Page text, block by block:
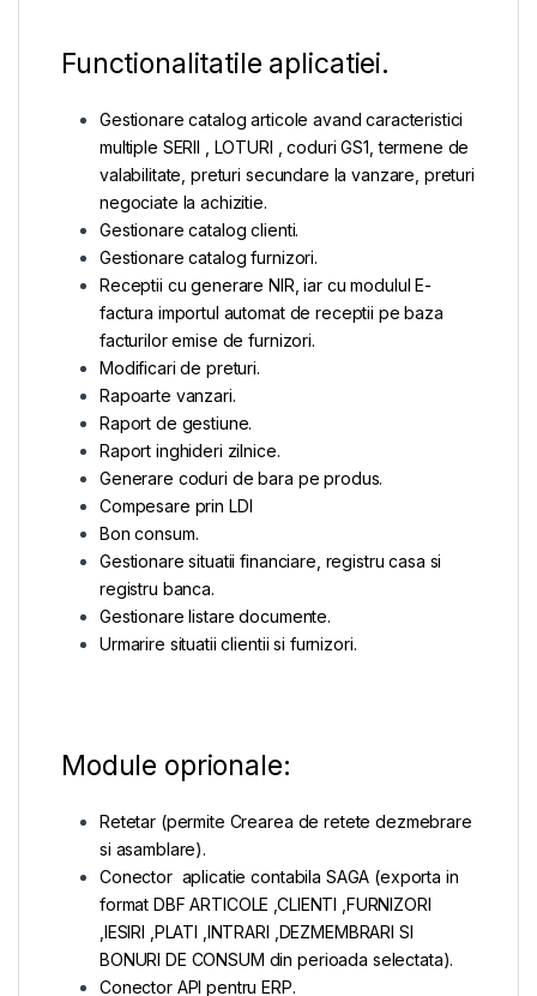
Functionalitatile aplicatiei.
Gestionare catalog articole avand caracteristici
multiple SERII , LOTURI , coduri GS1, termene de
valabilitate, preturi secundare la vanzare, preturi
negociate la achizitie.
Gestionare catalog clienti.
Gestionare catalog furnizori.
Receptii cu generare NIR, iar cu modulul E-
factura importul automat de receptii pe baza
facturilor emise de furnizori.
Modificari de preturi.
Rapoarte vanzari.
Raport de gestiune.
Raport inghideri zilnice.
Generare coduri de bara pe produs.
Compesare prin LDI
Bon consum.
Gestionare situatii financiare, registru casa si
registru banca.
Gestionare listare documente.
Urmarire situatii clientii si furnizori.
Module oprionale:
Retetar (permite Crearea de retete dezmebrare
si asamblare).
Conector aplicatie contabila SAGA (exporta in
format DBF ARTICOLE ,CLIENTI ,FURNIZORI
,IESIRI ,PLATI ,INTRARI ,DEZMEMBRARI SI
BONURI DE CONSUM din perioada selectata).
Conector API pentru ERP.